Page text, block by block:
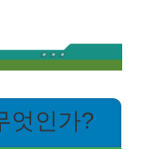
엇인가?